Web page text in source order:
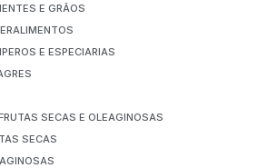
E GRÃOS
E ESPECIARIAS
SECAS E OLEAGINOSAS
SECAS